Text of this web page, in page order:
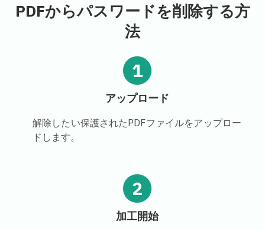
PDFからパスワードを削除する方
法
1
アップロード
解除したい保護されたPDFファイルをアップロー
ドします。
2
加工開始